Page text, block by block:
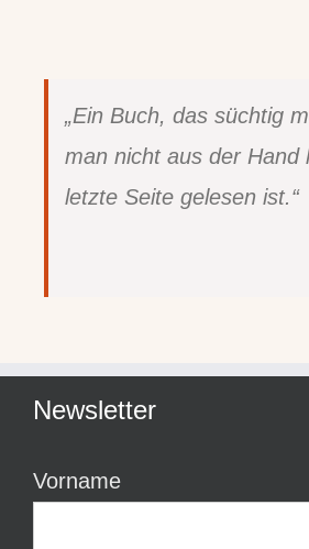
„Ein Buch, das süchtig
man nicht aus der Hand
letzte Seite gelesen ist.“
Newsletter
Vorname